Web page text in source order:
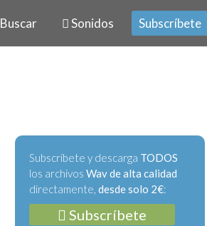
Buscar Sonidos Subscríbete
Subscríbete y descarga TODOS
los archivos Wav de alta calidad
directamente, desde solo 2€:
Subscríbete